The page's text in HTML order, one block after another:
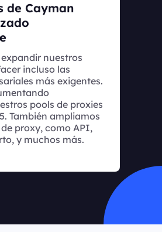
de Cayman
nuestros
incluso las
más exigentes.
pools de proxies
También ampliamos
proxy, como API,
y muchos más.